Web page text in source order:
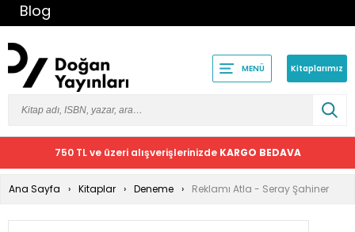
Blog
MENÜ Kitaplarımız
750 TL ve üzeri alışverişlerinizde KARGO BEDAVA
Ana Sayfa Kitaplar Deneme Reklamı Atla - Seray Şahiner